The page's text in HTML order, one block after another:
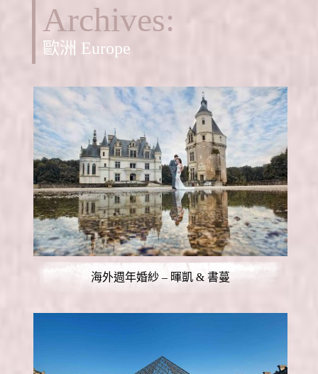
Archives:
歐洲 Europe
海外週年婚紗 – 暉凱 & 書蔓